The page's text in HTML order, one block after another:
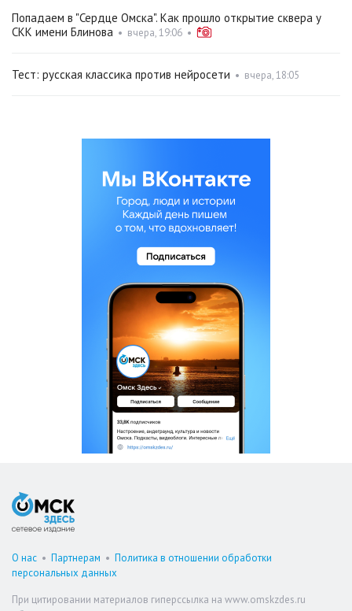
Попадаем в "Сердце Омска". Как прошло открытие сквера у
СКК имени Блинова • вчера, 19:06 •
Тест: русская классика против нейросети • вчера, 18:05
О нас • Партнерам • Политика в отношении обработки
персональных данных
При цитировании материалов гиперссылка на www.omskzdes.ru